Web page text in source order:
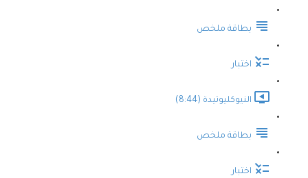
بطاقة ملخص
اختبار
النيوكليوتيدة (8:44)
بطاقة ملخص
اختبار